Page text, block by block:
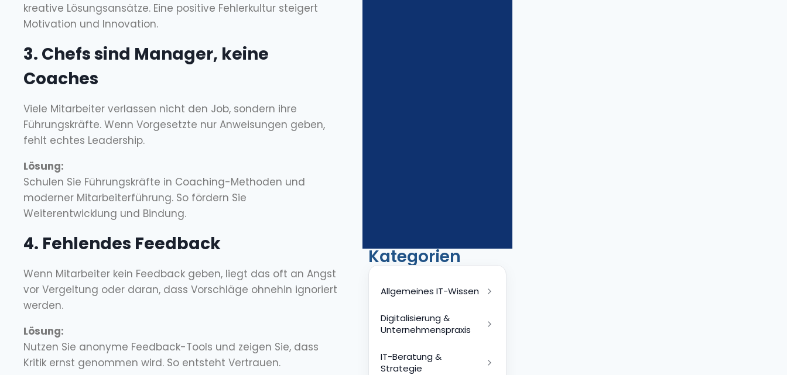
kreative Lösungsansätze. Eine positive Fehlerkultur steigert
Motivation und Innovation.
3. Chefs sind Manager, keine
Coaches
Viele Mitarbeiter verlassen nicht den Job, sondern ihre
Führungskräfte. Wenn Vorgesetzte nur Anweisungen geben,
fehlt echtes Leadership.
Lösung:
Schulen Sie Führungskräfte in Coaching-Methoden und
moderner Mitarbeiterführung. So fördern Sie
Weiterentwicklung und Bindung.
4. Fehlendes Feedback
Wenn Mitarbeiter kein Feedback geben, liegt das oft an Angst
vor Vergeltung oder daran, dass Vorschläge ohnehin ignoriert
werden.
Lösung:
Nutzen Sie anonyme Feedback-Tools und zeigen Sie, dass
Kritik ernst genommen wird. So entsteht Vertrauen.
Kategorien
Allgemeines IT-Wissen
Digitalisierung &
Unternehmenspraxis
IT-Beratung &
Strategie